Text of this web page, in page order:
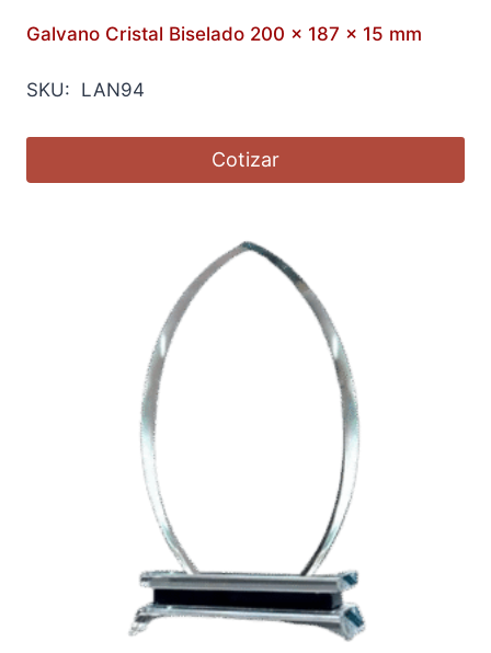
Galvano Cristal Biselado 200 x 187 x 15 mm
SKU: LAN94
Cotizar